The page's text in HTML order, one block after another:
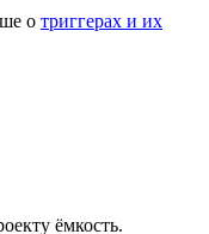
о триггерах и их
ёмкость.